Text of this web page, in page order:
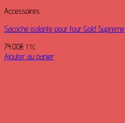
Accessoires
Sacoche isolante pour four Gold Supreme
74.00€ TTC
Ajouter au panier